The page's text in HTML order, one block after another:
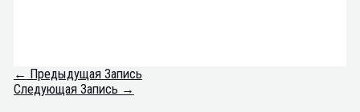
← Предыдущая Запись
Следующая Запись →